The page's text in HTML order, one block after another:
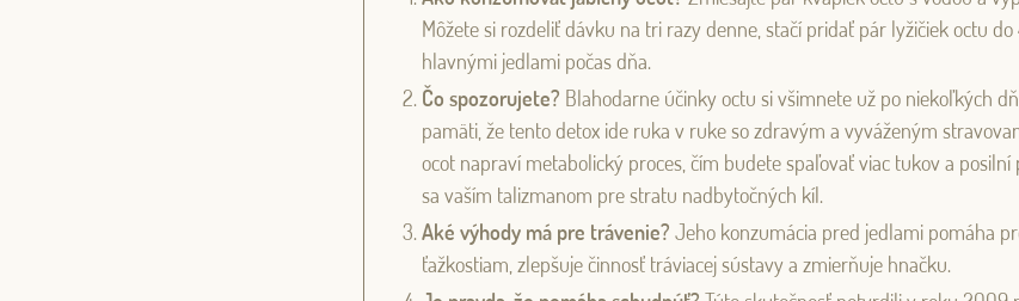
Môžete si rozdeliť dávku na tri razy denne, stačí pridať pár lyžičiek octu
hlavnými jedlami počas dňa.
Čo spozorujete? Blahodarne účinky octu si všimnete už po niekoľkých
pamäti, že tento detox ide ruka v ruke so zdravým a vyváženým
ocot napraví metabolický proces, čím budete spaľovať viac tukov a posilní
sa vaším talizmanom pre stratu nadbytočných kíl.
Aké výhody má pre trávenie? Jeho konzumácia pred jedlami pomáha
ťažkostiam, zlepšuje činnosť tráviacej sústavy a zmierňuje hnačku.
Log in with Google